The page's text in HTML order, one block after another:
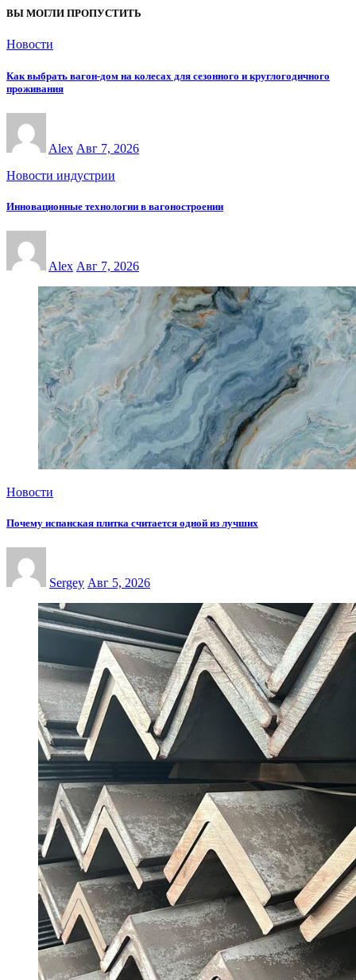
ВЫ МОГЛИ ПРОПУСТИТЬ
Новости
Как выбрать вагон-дом на колесах для сезонного и круглогодичного
проживания
Alex Авг 7, 2026
Новости индустрии
Инновационные технологии в вагоностроении
Alex Авг 7, 2026
Новости
Почему испанская плитка считается одной из лучших
Sergey Авг 5, 2026